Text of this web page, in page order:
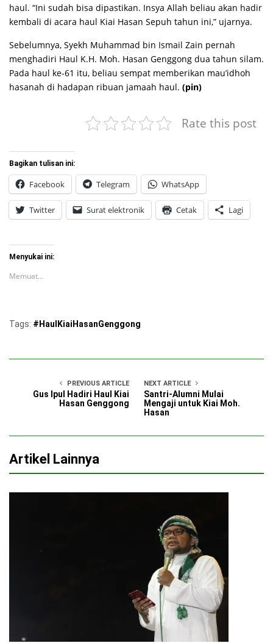
haul. “Ini sudah bisa dipastikan. Insya Allah beliau akan hadir
kembali di acara haul Kiai Hasan Sepuh tahun ini,” ujarnya.
Sebelumnya, Syekh Muhammad bin Ismail Zain pernah
menghadiri Haul K.H. Moh. Hasan Genggong dua tahun silam.
Pada haul ke-61 itu, beliau sempat memberikan mau’idhoh
hasanah di hadapan ribuan jamaah haul. (pin)
Rate this post
Bagikan tulisan ini:
Facebook Telegram WhatsApp
Twitter Surat elektronik Cetak Lagi
Menyukai ini:
Memuat...
Tags: #HaulKiaiHasanGenggong
PREVIOUS ARTICLE
Gus Ipul Hadiri Haul Kiai
Hasan Genggong
NEXT ARTICLE
Santri-Alumni Mulai
Mengaji untuk Kiai Moh.
Hasan
Artikel Lainnya